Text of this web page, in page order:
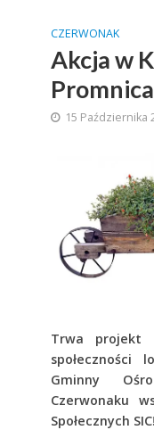
CZERWONAK
Akcja w
15 Października
Trwa projekt
społeczności
Gminny
Czerwonaku
Społecznych SIC!